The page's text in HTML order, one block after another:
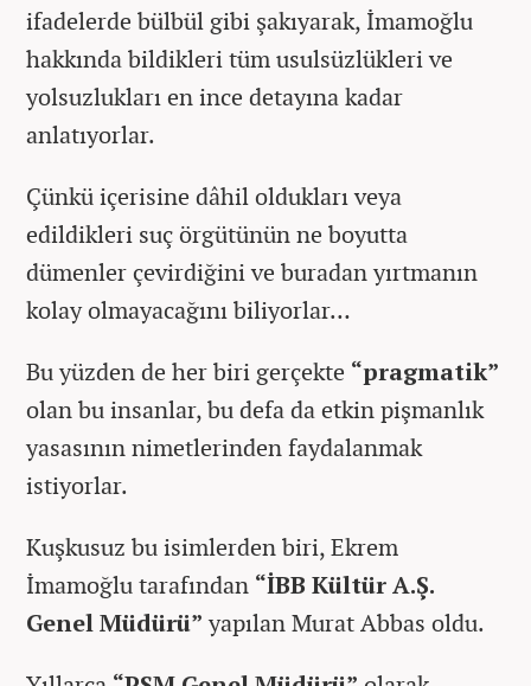
ifadelerde bülbül gibi şakıyarak, İmamoğlu
hakkında bildikleri tüm usulsüzlükleri ve
yolsuzlukları en ince detayına kadar
anlatıyorlar.
Çünkü içerisine dâhil oldukları veya
edildikleri suç örgütünün ne boyutta
dümenler çevirdiğini ve buradan yırtmanın
kolay olmayacağını biliyorlar…
Bu yüzden de her biri gerçekte “pragmatik”
olan bu insanlar, bu defa da etkin pişmanlık
yasasının nimetlerinden faydalanmak
istiyorlar.
Kuşkusuz bu isimlerden biri, Ekrem
İmamoğlu tarafından “İBB Kültür A.Ş.
Genel Müdürü”yapılan Murat Abbas oldu.